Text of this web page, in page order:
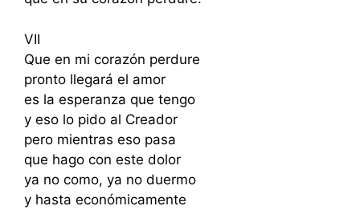
VII
Que en mi corazón perdure
pronto llegará el amor
es la esperanza que tengo
y eso lo pido al Creador
pero mientras eso pasa
que hago con este dolor
ya no como, ya no duermo
y hasta económicamente